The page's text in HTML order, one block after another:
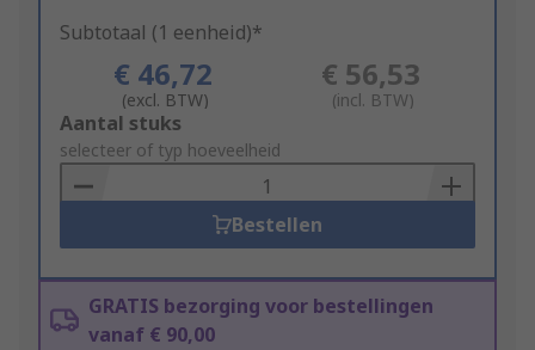
Subtotaal (1 eenheid)*
€ 46,72
(excl. BTW)
€ 56,53
(incl. BTW)
Add
to
Basket
Aantal stuks
selecteer of typ hoeveelheid
Bestellen
GRATIS bezorging voor bestellingen
vanaf € 90,00